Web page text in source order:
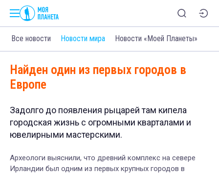
Все новости Новости мира Новости «Моей Планеты»
Найден один из первых городов в
Европе
Задолго до появления рыцарей там кипела
городская жизнь с огромными кварталами и
ювелирными мастерскими.
Археологи выяснили, что древний комплекс на севере
Ирландии был одним из первых крупных городов в